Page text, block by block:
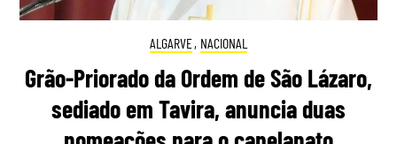
ALGARVE, NACIONAL
Grão-Priorado da Ordem de São Lázaro,
sediado em Tavira, anuncia duas